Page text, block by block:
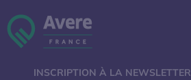
INSCRIPTION À LA NEWSLETTER